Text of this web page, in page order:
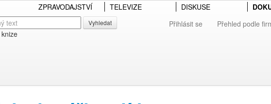
ZPRAVODAJSTVÍ TELEVIZE DISKUSE
Vyhledat Přihlásit se Přehled podle